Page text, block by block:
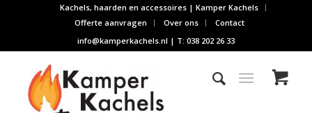
Kachels, haarden en accessoires | Kamper Kachels
Offerte aanvragen
Over ons
Contact
info@kamperkachels.nl | T: 038 202 26 33